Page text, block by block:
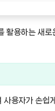
활용하는 새
용자가 손쉽